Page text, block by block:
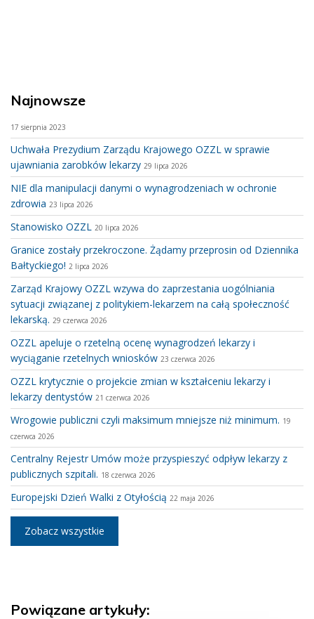
Najnowsze
17 sierpnia 2023
Uchwała Prezydium Zarządu Krajowego OZZL w sprawie
ujawniania zarobków lekarzy 29 lipca 2026
NIE dla manipulacji danymi o wynagrodzeniach w ochronie
zdrowia 23 lipca 2026
Stanowisko OZZL 20 lipca 2026
Granice zostały przekroczone. Żądamy przeprosin od Dziennika
Bałtyckiego! 2 lipca 2026
Zarząd Krajowy OZZL wzywa do zaprzestania uogólniania
sytuacji związanej z politykiem-lekarzem na całą społeczność
lekarską. 29 czerwca 2026
OZZL apeluje o rzetelną ocenę wynagrodzeń lekarzy i
wyciąganie rzetelnych wniosków 23 czerwca 2026
OZZL krytycznie o projekcie zmian w kształceniu lekarzy i
lekarzy dentystów 21 czerwca 2026
Wrogowie publiczni czyli maksimum mniejsze niż minimum. 19
czerwca 2026
Centralny Rejestr Umów może przyspieszyć odpływ lekarzy z
publicznych szpitali. 18 czerwca 2026
Europejski Dzień Walki z Otyłością 22 maja 2026
Zobacz wszystkie
Powiązane artykuły: